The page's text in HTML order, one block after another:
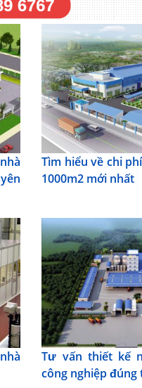
Tìm hiểu về chi
1000m2 mới nhất
Tư vấn thiết kế
công nghiệp đúng